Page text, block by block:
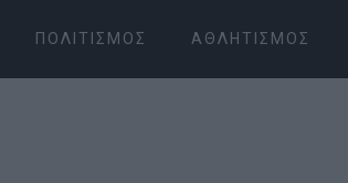
ΠΟΛΙΤΙΣΜΌΣ ΑΘΛΗΤΙΣΜΌΣ